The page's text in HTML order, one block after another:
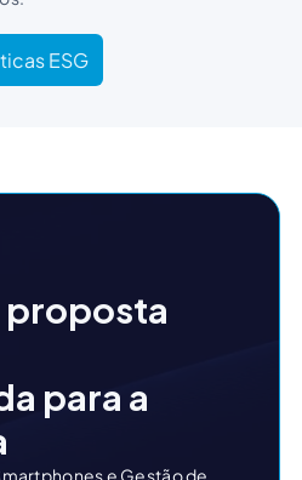
ESG
proposta
para a
e Gestão de